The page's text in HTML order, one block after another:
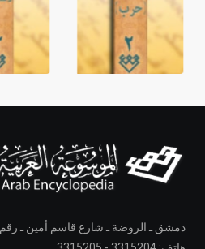
دمشق ـ الروضة ـ شارع قاسم أمين ـ رقم 39